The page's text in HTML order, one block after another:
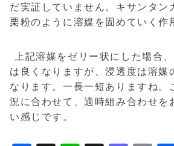
だ実証していません。キサンタン
栗粉のように溶媒を固めていく作
上記溶媒をゼリー状にした場合
は良くなりますが、浸透度は溶媒
なります。一長一短ありますね。
況に合わせて、適時組み合わせを
い感じです。